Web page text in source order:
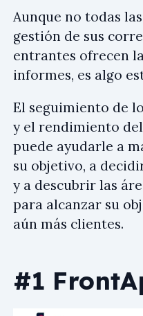
Aunque no todas
gestión de sus
entrantes ofrecen
informes, es algo
El seguimiento de
y el rendimiento
puede ayudarle a
su objetivo, a
y a descubrir las
para alcanzar su
aún más clientes.
#1